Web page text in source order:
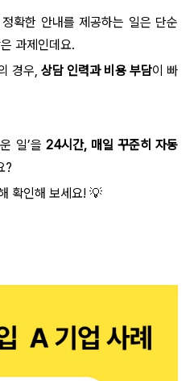
확한 안내를 제공하는 일은 단순
과제인데요.
경우, 상담 인력과 비용 부담이 빠
일’을 24시간, 매일 꾸준히 자동
?
확인해 보세요! 💡